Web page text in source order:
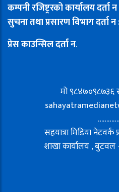
कम्पनी रजिष्ट्ररको कार्यालय दर्ता न
सुचना तथा प्रसारण विभाग दर्ता न
प्रेस काउन्सिल दर्ता न.
मो ९८४७०९८७३६
सहयात्रा मिडिया नेटवर्क
शाखा कार्यालय ,